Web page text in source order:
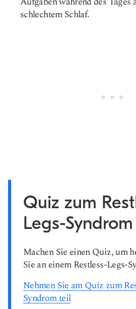
schlechtem Schlaf.
Quiz zum
Legs-Syndrom
Machen Sie einen Quiz, um
Sie an einem Restless-Legs-
Nehmen Sie am Quiz zum
Syndrom teil